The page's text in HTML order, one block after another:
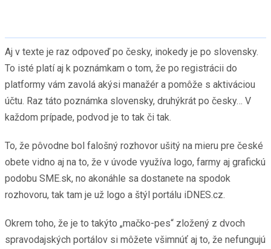
Aj v texte je raz odpoveď po česky, inokedy je po slovensky.
To isté platí aj k poznámkam o tom, že po registrácii do
platformy vám zavolá akýsi manažér a pomôže s aktiváciou
účtu. Raz táto poznámka slovensky, druhýkrát po česky… V
každom prípade, podvod je to tak či tak.
To, že pôvodne bol falošný rozhovor ušitý na mieru pre české
obete vidno aj na to, že v úvode využíva logo, farmy aj grafickú
podobu SME.sk, no akonáhle sa dostanete na spodok
rozhovoru, tak tam je už logo a štýl portálu iDNES.cz.
Okrem toho, že je to takýto „mačko-pes“ zložený z dvoch
spravodajských portálov si môžete všimnúť aj to, že nefungujú